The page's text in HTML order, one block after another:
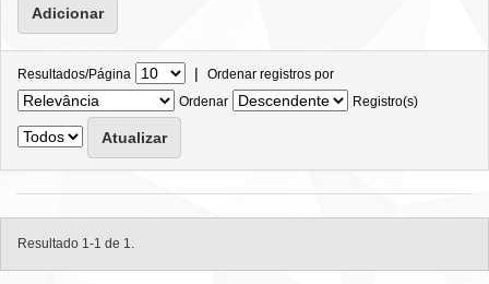
Resultados/Página | Ordenar registros por
Ordenar
Registro(s)
Resultado 1-1 de 1.